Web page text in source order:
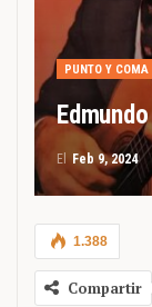
PUNTO Y COMA
El Feb 9, 2024
1.388
Compartir